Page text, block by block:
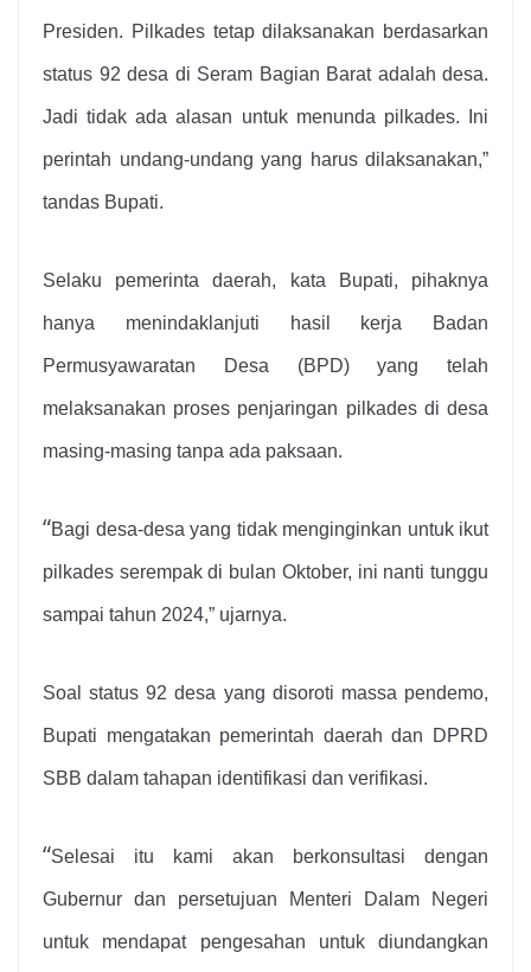
Presiden. Pilkades tetap dilaksanakan berdasarkan
status 92 desa di Seram Bagian Barat adalah desa.
Jadi tidak ada alasan untuk menunda pilkades. Ini
perintah undang-undang yang harus dilaksanakan,”
tandas Bupati.
Selaku pemerinta daerah, kata Bupati, pihaknya
hanya menindaklanjuti hasil kerja Badan
Permusyawaratan Desa (BPD) yang telah
melaksanakan proses penjaringan pilkades di desa
masing-masing tanpa ada paksaan.
“Bagi desa-desa yang tidak menginginkan untuk ikut
pilkades serempak di bulan Oktober, ini nanti tunggu
sampai tahun 2024,” ujarnya.
Soal status 92 desa yang disoroti massa pendemo,
Bupati mengatakan pemerintah daerah dan DPRD
SBB dalam tahapan identifikasi dan verifikasi.
“Selesai itu kami akan berkonsultasi dengan
Gubernur dan persetujuan Menteri Dalam Negeri
untuk mendapat pengesahan untuk diundangkan